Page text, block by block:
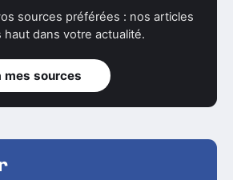
sources préférées : nos articles
dans votre actualité.
mes sources